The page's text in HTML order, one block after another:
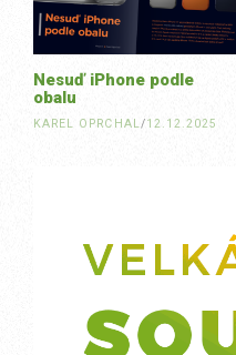
Nesuď iPhone podle
obalu
KAREL OPRCHAL/12.12.2025